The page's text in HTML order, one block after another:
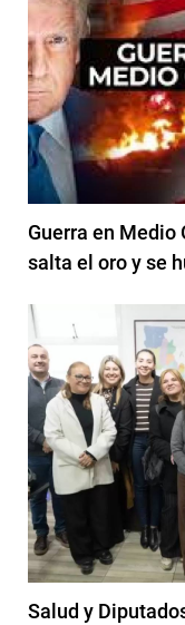
Guerra en Medio
salta el oro y se
Salud y